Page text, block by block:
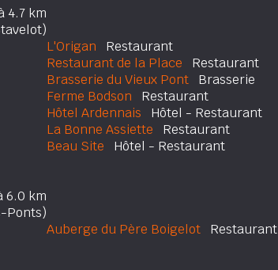
4.7 km
L'Origan Restaurant
Restaurant de la Place Restaurant
Brasserie du Vieux Pont Brasserie
Ferme Bodson Restaurant
Hôtel Ardennais Hôtel - Restaurant
La Bonne Assiette Restaurant
Beau Site Hôtel - Restaurant
6.0 km
Ponts)
Auberge du Père Boigelot Restaurant